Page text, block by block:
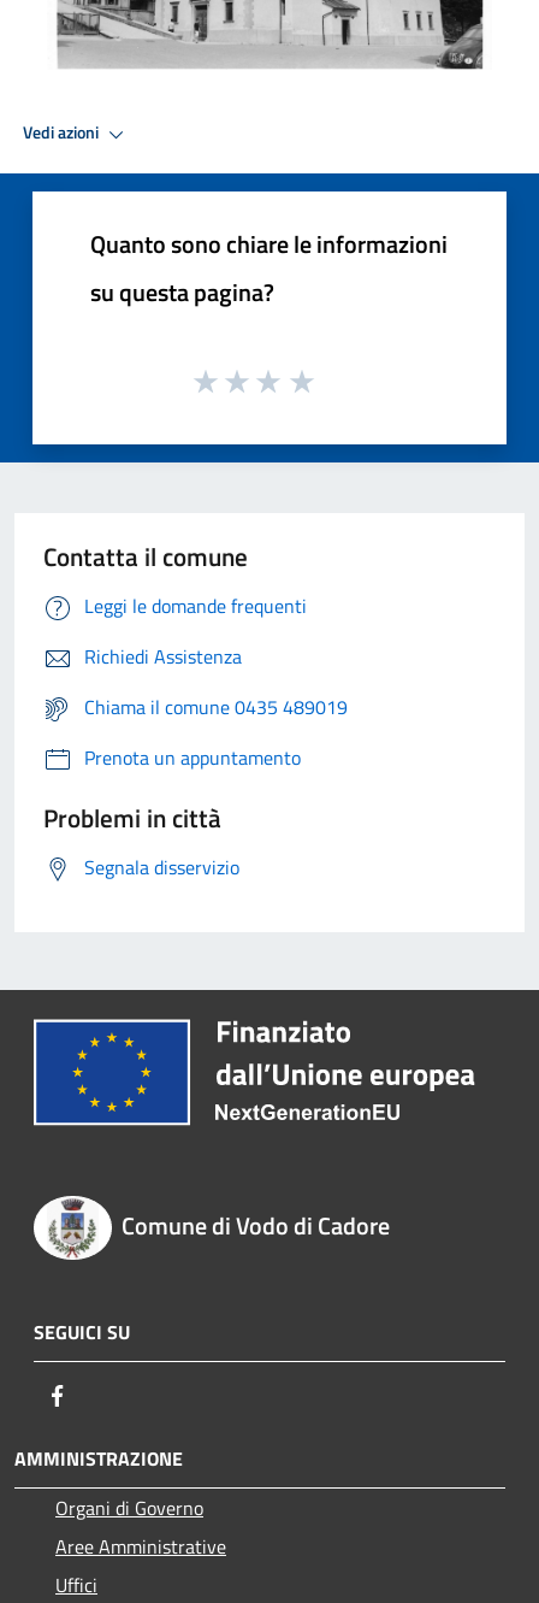
Vedi azioni
Quanto sono chiare le informazioni
su questa pagina?
Contatta il comune
Leggi le domande frequenti
Richiedi Assistenza
Chiama il comune 0435 489019
Prenota un appuntamento
Problemi in città
Segnala disservizio
Comune di Vodo di Cadore
SEGUICI SU
AMMINISTRAZIONE
Organi di Governo
Aree Amministrative
Uffici